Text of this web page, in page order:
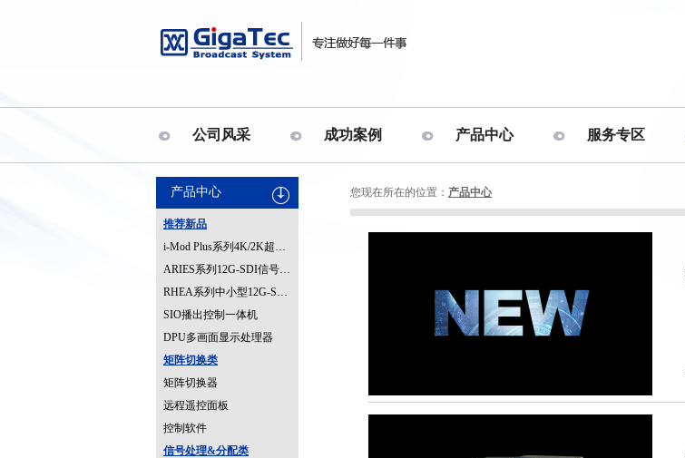
公司风采 成功案例 产品中心 服务专区
产品中心
推荐新品
i-Mod Plus系列4K/2K超高清信号处理平台
ARIES系列12G-SDI信号处理器
RHEA系列中小型12G-SDI切换矩阵
SIO播出控制一体机
DPU多画面显示处理器
矩阵切换类
矩阵切换器
远程遥控面板
控制软件
信号处理&分配类
您现在所在的位置： 产品中心